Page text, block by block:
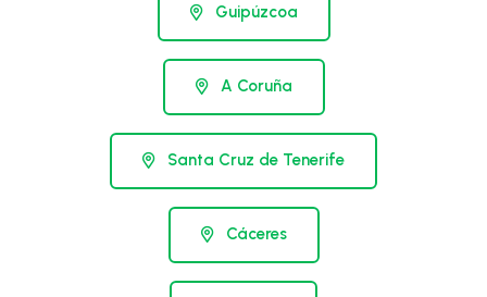
Guipúzcoa
A Coruña
Santa Cruz de Tenerife
Cáceres